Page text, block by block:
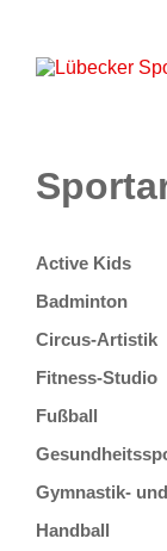
Active Kids
Badminton
Circus-Artistik
Fitness-Studio
Fußball
Gymnastik-
Handball